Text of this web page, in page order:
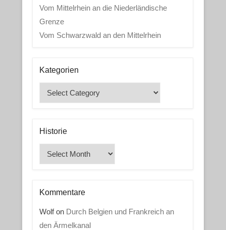
Vom Mittelrhein an die Niederländische
Grenze
Vom Schwarzwald an den Mittelrhein
Kategorien
Kategorien
Historie
Historie
Kommentare
Wolfon Durch Belgien und Frankreich an
den Ärmelkanal